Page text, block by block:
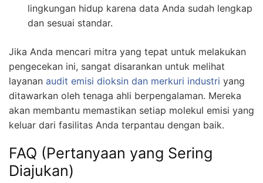
lingkungan hidup karena data Anda sudah lengkap
dan sesuai standar.
Jika Anda mencari mitra yang tepat untuk melakukan
pengecekan ini, sangat disarankan untuk melihat
layanan audit emisi dioksin dan merkuri industri yang
ditawarkan oleh tenaga ahli berpengalaman. Mereka
akan membantu memastikan setiap molekul emisi yang
keluar dari fasilitas Anda terpantau dengan baik.
FAQ (Pertanyaan yang Sering
Diajukan)